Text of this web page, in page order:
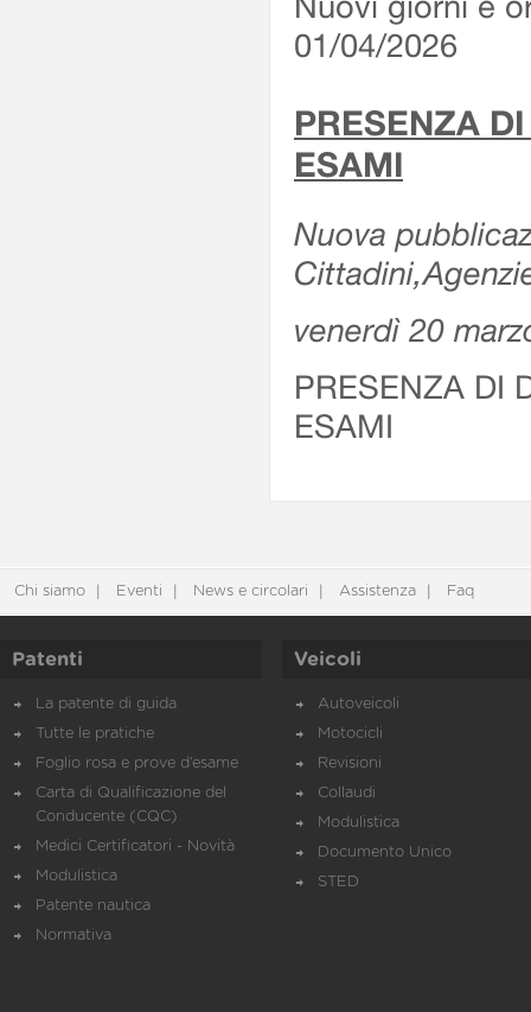
01/04/2026
PRESENZA
ESAMI
Nuova
venerdì 20
PRESENZA DI
ESAMI
Chi siamo Eventi News e circolari Assistenza Faq
Patenti
La patente di guida
Tutte le pratiche
Foglio rosa e prove d’esame
Carta di Qualificazione del
Conducente (CQC)
Medici Certificatori - Novità
Modulistica
Patente nautica
Normativa
Veicoli
Autoveicoli
Motocicli
Revisioni
Collaudi
Modulistica
Documento Unico
STED